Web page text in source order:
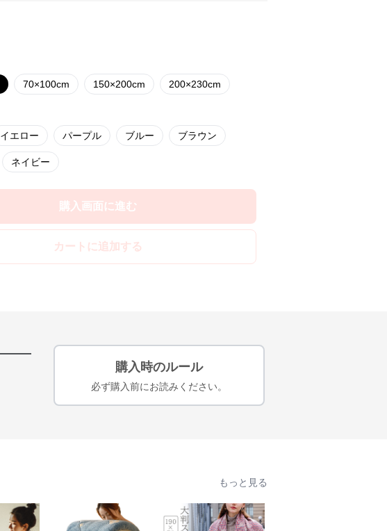
70×100cm 150×200cm 200×230cm
イエロー パープル ブルー ブラウン
ネイビー
購入画面に進む
カートに追加する
購入時のルール
必ず購入前にお読みください。
もっと見る